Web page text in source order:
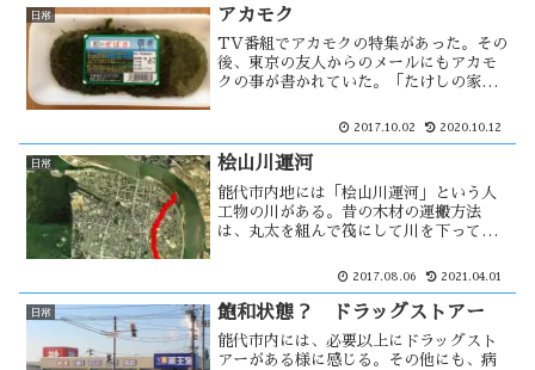
らしてもいいのではないだろうか。
日常 アカモク
TV番組でアカモクの特集があった。その
後、東京の友人からのメールにもアカモ
クの事が書かれていた。「たけしの家庭
アカモクが流行っているのだろうか？秋
男鹿・八森では特産品になっている。
2017.10.02 2020.10.12
日常 桧山川運河
能代市内地には「桧山川運河」という人
工物の川がある。昔の木材の運搬方法
は、丸太を組んで筏にして川を下って運
げされた木材を保管するための水中貯木
わった後は利用されなくなり、桧山川運
2017.08.06 2021.04.01
日常 飽和状態？ ドラッグストアー
能代市内には、必要以上にドラッグスト
アーがある様に感じる。その他にも、病